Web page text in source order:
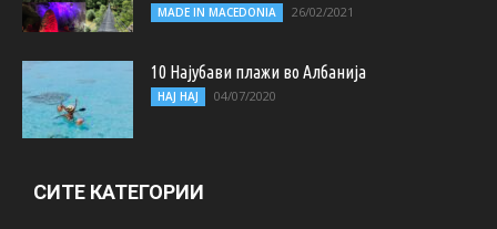
MADE IN MACEDONIA 26/02/2021
10 Најубави плажи во Албанија
НАЈ НАЈ 04/07/2020
СИТЕ КАТЕГОРИИ